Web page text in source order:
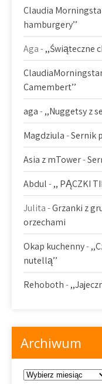
Claudia
hamburgery’’
Aga-,,Świąteczne
Camembert’’
aga-,,Nuggetsy z
Magdziula-Sernik
Asia z mTower-
Abdul-,, PĄCZKI
Julita-Grzanki z
orzechami
Okap kuchenny-
nutellą’’
Rehoboth-
Archiwum
Archiwum